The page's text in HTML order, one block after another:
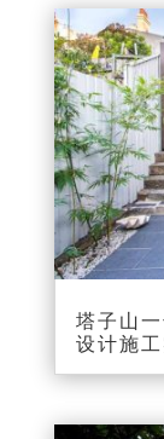
塔子山
设计施工